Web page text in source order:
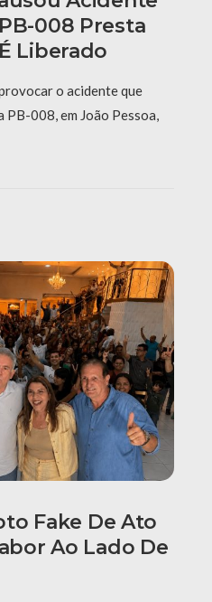
008 Presta
Liberado
o acidente que
008, em João Pessoa,
Fake De Ato
Ao Lado De